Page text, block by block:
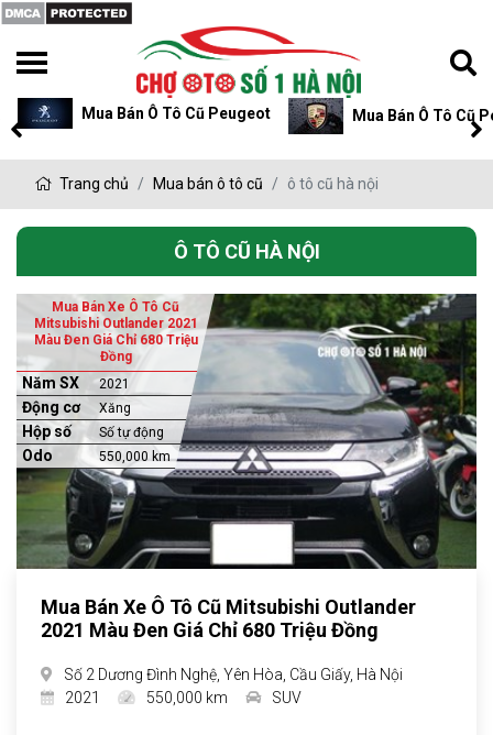
Mua Bán Ô Tô Cũ Peugeot Mua Bán Ô Tô Cũ
Trang chủ Mua bán ô tô cũ ô tô cũ hà nội
Ô TÔ CŨ HÀ NỘI
Mua Bán Xe Ô Tô Cũ
Mitsubishi Outlander 2021
Màu Đen Giá Chỉ 680 Triệu
Đồng
Năm SX 2021
Động cơ Xăng
Hộp số Số tự động
Odo 550,000 km
Mua Bán Xe Ô Tô Cũ Mitsubishi Outlander
2021 Màu Đen Giá Chỉ 680 Triệu Đồng
Số 2 Dương Đình Nghệ, Yên Hòa, Cầu Giấy, Hà Nội
2021
550,000 km SUV